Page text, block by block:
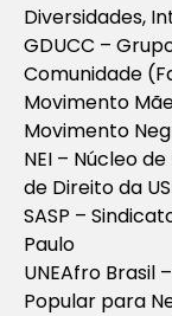
Diversidades,
GDUCC –
Comunidade
Movimento
Movimento
NEI – Núcleo
de Direito da
SASP –
Paulo
UNEAfro Brasil
Popular para